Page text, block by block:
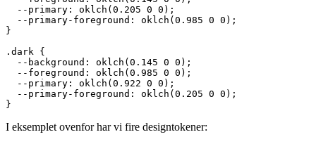
  --primary
: oklch ( 0.205 0 0 );
  --primary-foreground
: oklch ( 0.985 0 0 );
}
.dark {
  --background
: oklch ( 0.145 0 0 );
  --foreground
: oklch ( 0.985 0 0 );
  --primary
: oklch ( 0.922 0 0 );
  --primary-foreground
: oklch ( 0.205 0 0 );
}
I eksemplet ovenfor har vi fire designtokener: